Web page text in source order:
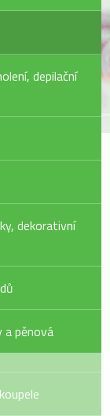
depilační
dekorativní
a pěnová